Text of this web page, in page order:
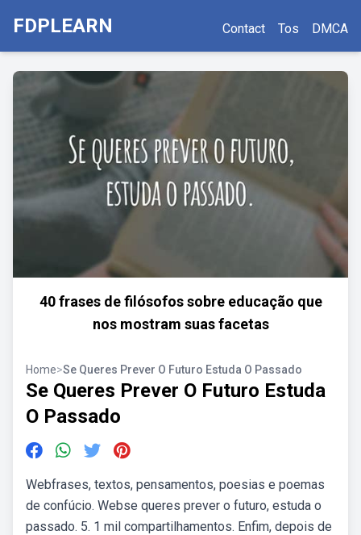
FDPLEARN Contact Tos DMCA
40 frases de filósofos sobre educação que
nos mostram suas facetas
Home>Se Queres Prever O Futuro Estuda O Passado
Se Queres Prever O Futuro Estuda
O Passado
Webfrases, textos, pensamentos, poesias e poemas
de confúcio. Webse queres prever o futuro, estuda o
passado. 5. 1 mil compartilhamentos. Enfim, depois de